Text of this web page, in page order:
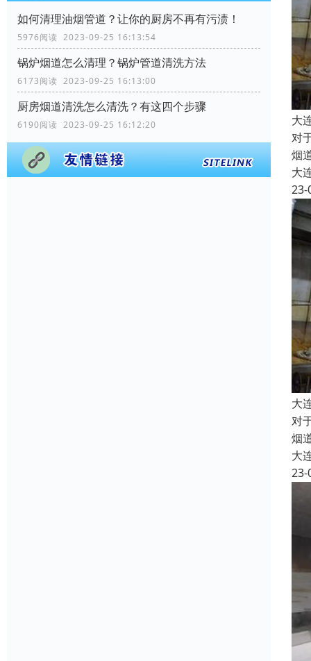
如何清理油烟管道？让你的厨房不再有污渍！
5976阅读 2023-09-25 16:13:54
锅炉烟道怎么清理？锅炉管道清洗方法
6173阅读 2023-09-25 16:13:00
厨房烟道清洗怎么清洗？有这四个步骤
6190阅读 2023-09-25 16:12:20
大
对
烟
大
23-
大
对
烟
大
23-